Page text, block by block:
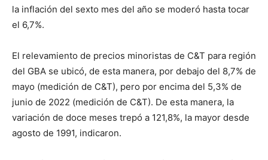
la inflación del sexto mes del año se moderó hasta tocar
el 6,7%.
El relevamiento de precios minoristas de C&T para región
del GBA se ubicó, de esta manera, por debajo del 8,7% de
mayo (medición de C&T), pero por encima del 5,3% de
junio de 2022 (medición de C&T). De esta manera, la
variación de doce meses trepó a 121,8%, la mayor desde
agosto de 1991, indicaron.